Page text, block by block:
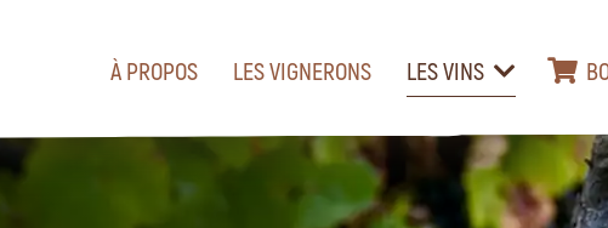
À PROPOS LES VIGNERONS LES VINS